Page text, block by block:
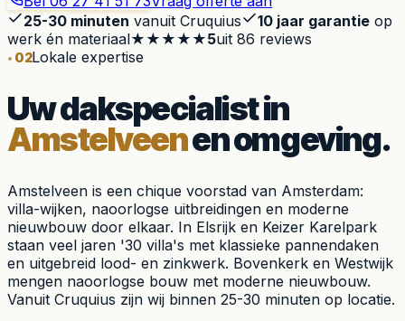
25-30 minuten vanuit Cruquius 10 jaar garantie op
werk én materiaal★★★★★5uit 86 reviews
02Lokale expertise
Uw dakspecialist in
Amstelveenen omgeving.
Amstelveen is een chique voorstad van Amsterdam:
villa-wijken, naoorlogse uitbreidingen en moderne
nieuwbouw door elkaar. In Elsrijk en Keizer Karelpark
staan veel jaren '30 villa's met klassieke pannendaken
en uitgebreid lood- en zinkwerk. Bovenkerk en Westwijk
mengen naoorlogse bouw met moderne nieuwbouw.
Vanuit Cruquius zijn wij binnen 25-30 minuten op locatie.